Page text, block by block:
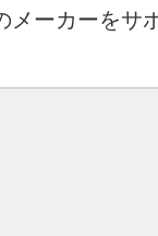
ーカーをサ